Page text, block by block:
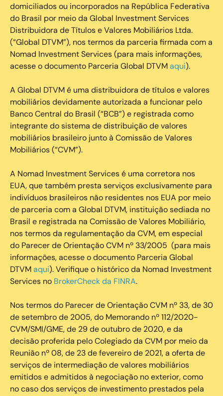
domiciliados ou incorporados na República Federativa
do Brasil por meio da Global Investment Services
Distribuidora de Títulos e Valores Mobiliários Ltda.
(“Global DTVM”), nos termos da parceria firmada com a
Nomad Investment Services (para mais informações,
acesse o documento Parceria Global DTVMaqui).
A Global DTVM é uma distribuidora de títulos e valores
mobiliários devidamente autorizada a funcionar pelo
Banco Central do Brasil (“BCB”) e registrada como
integrante do sistema de distribuição de valores
mobiliários brasileiro junto à Comissão de Valores
Mobiliários (“CVM”).
‍A Nomad Investment Services é uma corretora nos
EUA, que também presta serviços exclusivamente para
indivíduos brasileiros não residentes nos EUA por meio
de parceria com a Global DTVM, instituição sediada no
Brasil e registrada na Comissão de Valores Mobiliário,
nos termos da regulamentação da CVM, em especial
do Parecer de Orientação CVM nº 33/2005 (para mais
informações, acesse o documento Parceria Global
DTVMaqui). Verifique o histórico da Nomad Investment
Services no BrokerCheck da FINRA.
Nos termos do Parecer de Orientação CVM nº 33, de 30
de setembro de 2005, do Memorando nº 112/2020-
CVM/SMI/GME, de 29 de outubro de 2020, e da
decisão proferida pelo Colegiado da CVM por meio da
Reunião nº 08, de 23 de fevereiro de 2021, a oferta de
serviços de intermediação de valores mobiliários
emitidos e admitidos à negociação no exterior, como
no caso dos serviços de investimento prestados pela